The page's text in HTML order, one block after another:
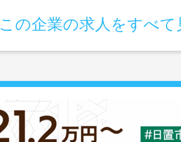
この企業の求人をすべて